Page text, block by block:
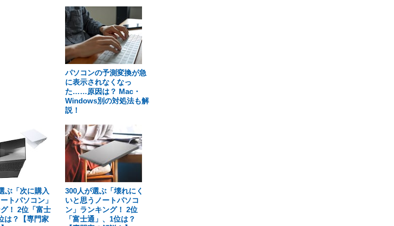
パソコンの予測変換が急
に表示されなくなっ
た……原因は？ Mac・
Windows別の対処法も解
説！
ぶ「次に購入
トパソコン」
！ 2位「富士
は？【専門家
300人が選ぶ「壊れにく
いと思うノートパソコ
ン」ランキング！ 2位
「富士通」、1位は？